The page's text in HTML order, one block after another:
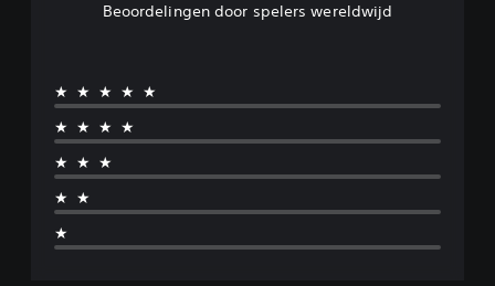
Beoordelingen door spelers wereldwijd
★★★★★
★★★★
★★★
★★
★